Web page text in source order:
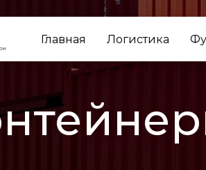
Главная Логистика